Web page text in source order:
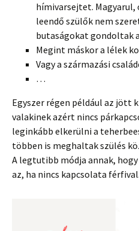
hímivarsejtet.
leendő szülők nem
butaságokat gondoltak
Megint máskor a lélek
Vagy a származási
…
Egyszer régen például az jött
valakinek azért nincs
leginkább elkerülni a
többen is meghaltak szülés
A legtutibb módja annak,
az, ha nincs kapcsolata férfival.